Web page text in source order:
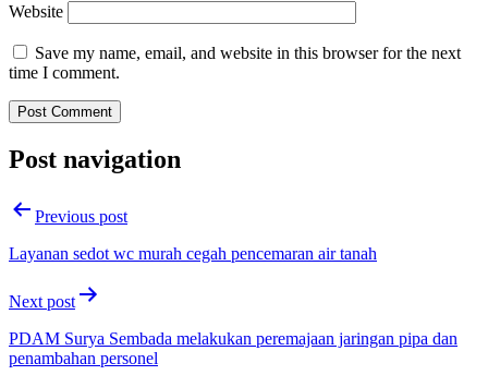
Website
Save my name, email, and website in this browser for the next
time I comment.
Post navigation
Previous post
Layanan sedot wc murah cegah pencemaran air tanah
Next post
PDAM Surya Sembada melakukan peremajaan jaringan pipa dan
penambahan personel